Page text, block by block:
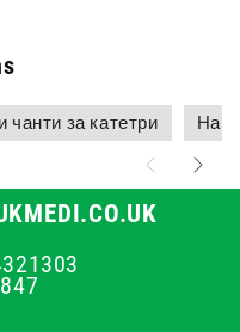
чанти за катетри Най-